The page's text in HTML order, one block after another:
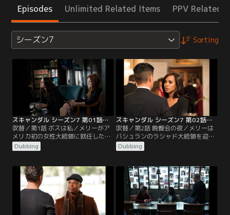
Episodes Unlimited Related Items PPV Related
シーズン7 Sorting
スキャンダル シーズン7 第01話／吹替
吹替／第1話 ボスは私／メリーがア
メリカ初の女性大統領に就任した直
後、副大統領ルナが他界。サイラス
が後任に決まると、メリーは超党派
ーの公約である大学無償化の実現に
向けて動き出す。オリヴィアは票固
めのため、反対派であるマイケルズ
上院議員のスキャンダルをネタに恫
喝し、難なく賛成派に転じさせてい
た。一方、ローワンは…。
Dubbing
スキャンダル シーズン7 第02話／吹替
吹替／第2話 晩餐会の夜／メリーは
バシュランのラシャド大統領を迎え
て、中東和平の足掛かりとなる核合
意を取り付けようとしていた。オリ
ャドの身辺をジェイクに探らせる。
ラシャドがめいヤスミンを偽名で有
名大学に留学させていることを突き
止めたオリヴィアは、ヤスミンの情
報を使って揺さぶりを掛ける。一
方、サイラスは…。
Dubbing